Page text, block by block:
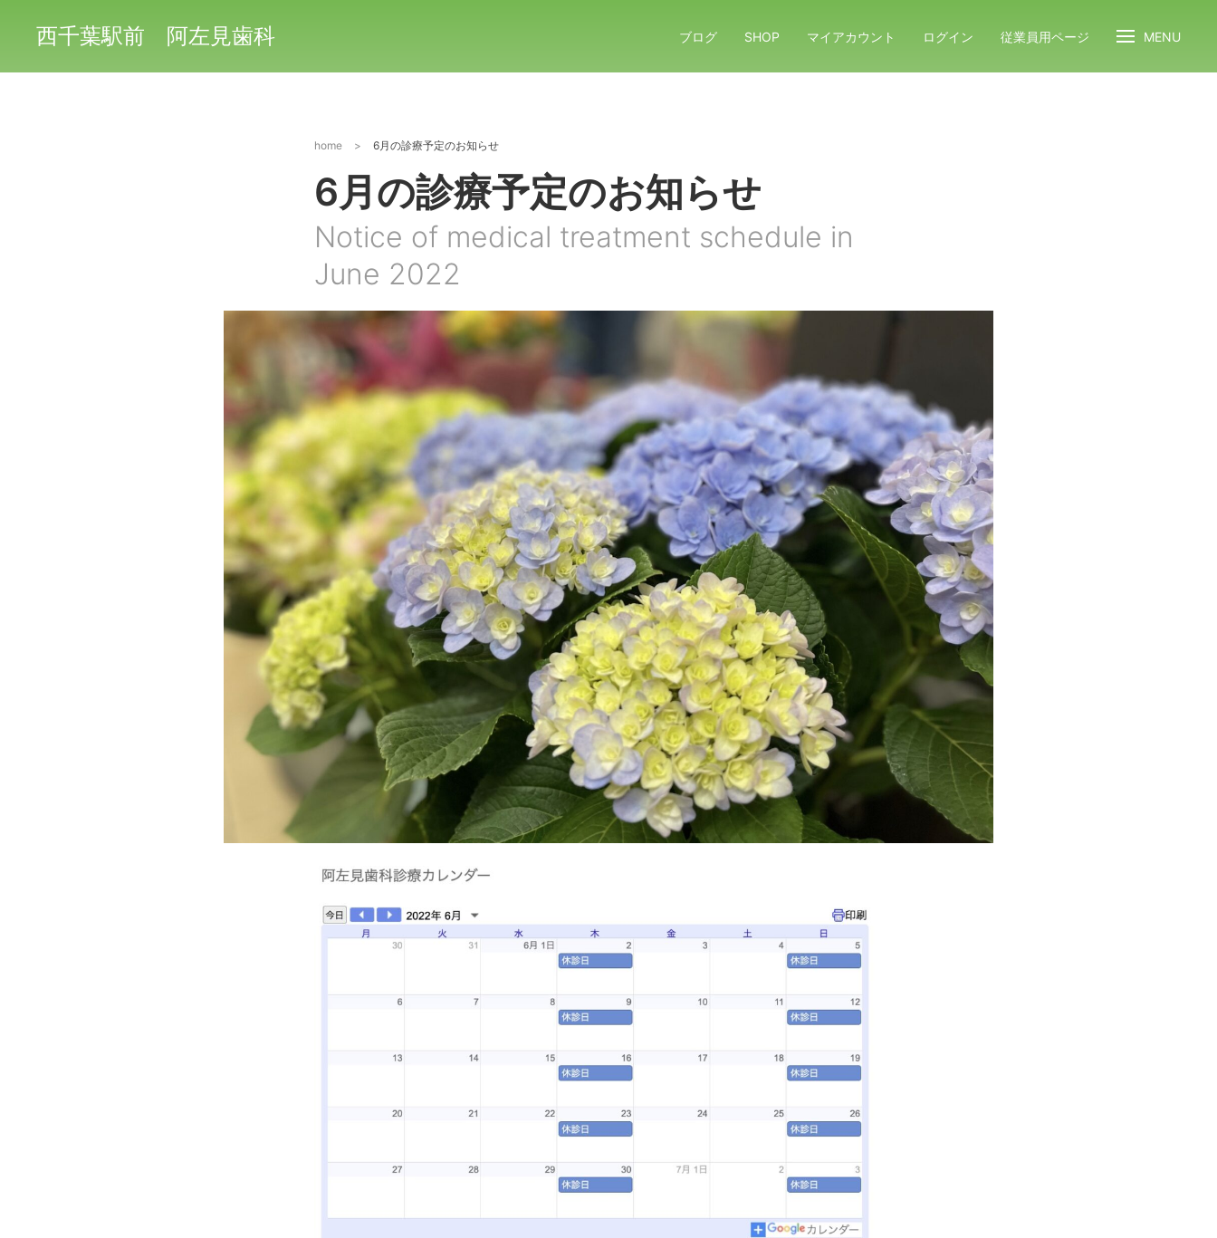
西千葉駅前 阿左見歯科 ブログ SHOP マイアカウント ログイン 従業員用ページ MENU
home > 6月の診療予定のお知らせ
6月の診療予定のお知らせ
Notice of medical treatment schedule in
June 2022